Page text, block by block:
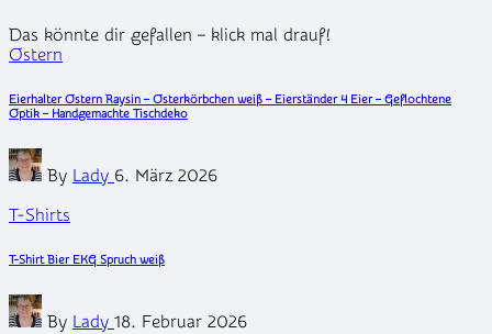
Das könnte dir gefallen – klick mal drauf!
Posted
Ostern
Eierhalter Ostern Raysin – Osterkörbchen weiß – Eierständer 4 Eier – Geflochtene
Optik – Handgemachte Tischdeko
Posted
by
By Lady 6. März 2026
Posted
T-Shirts
T-Shirt Bier EKG Spruch weiß
Posted
by
By Lady 18. Februar 2026